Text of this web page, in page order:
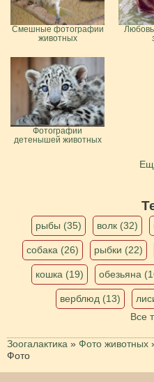
Смешные фотографии
животных
Фотографии
детенышей животных
рыбы (35) волк (32)
собака (26) рыбки (22)
кошка (19) обезьяна
верблюд (13)
Все
Зоогалактика » Фото животных
Фото